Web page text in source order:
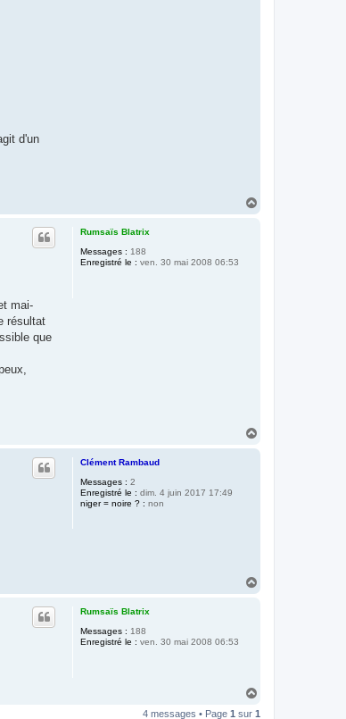
d'un
Rumsaïs Blatrix
Messages : 188
Enregistré le : ven. 30 mai 2008 06:53
mai-
résultat
que
Clément Rambaud
Messages : 2
Enregistré le : dim. 4 juin 2017 17:49
niger = noire ? : non
Rumsaïs Blatrix
Messages : 188
Enregistré le : ven. 30 mai 2008 06:53
4 messages • Page 1 sur 1